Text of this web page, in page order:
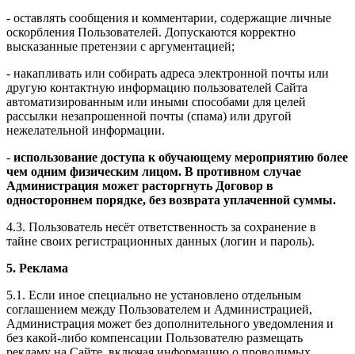
- оставлять сообщения и комментарии, содержащие личные
оскорбления Пользователей. Допускаются корректно
высказанные претензии с аргументацией;
- накапливать или собирать адреса электронной почты или
другую контактную информацию пользователей Сайта
автоматизированным или иными способами для целей
рассылки незапрошенной почты (спама) или другой
нежелательной информации.
- использование доступа к обучающему мероприятию более
чем одним физическим лицом. В противном случае
Администрация может расторгнуть Договор в
одностороннем порядке, без возврата уплаченной суммы.
4.3. Пользователь несёт ответственность за сохранение в
тайне своих регистрационных данных (логин и пароль).
5. Реклама
5.1. Если иное специально не установлено отдельным
соглашением между Пользователем и Администрацией,
Администрация может без дополнительного уведомления и
без какой-либо компенсации Пользователю размещать